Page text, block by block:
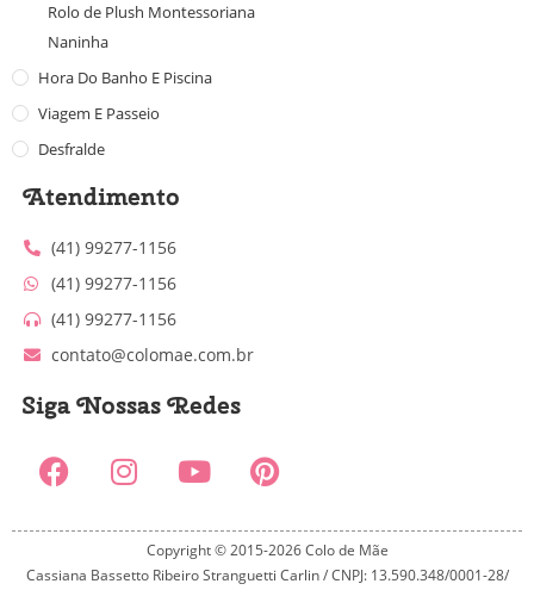
Rolo de Plush Montessoriana
Naninha
Hora Do Banho E Piscina
Viagem E Passeio
Desfralde
Atendimento
(41) 99277-1156
(41) 99277-1156
(41) 99277-1156
contato@colomae.com.br
Siga Nossas Redes
Copyright © 2015-2026 Colo de Mãe
Cassiana Bassetto Ribeiro Stranguetti Carlin / CNPJ: 13.590.348/0001-28/